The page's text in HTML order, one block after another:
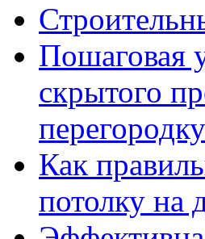
Пошаговая
скрытого
перегородку
Как
потолку на